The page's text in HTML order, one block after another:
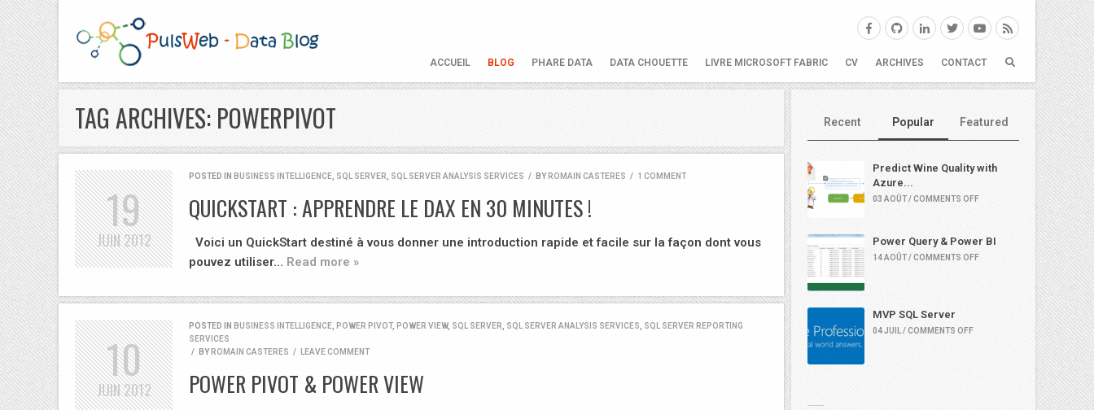
ACCUEIL BLOG PHARE DATA DATA CHOUETTE LIVRE MICROSOFT FABRIC CV ARCHIVES CONTACT
TAG ARCHIVES: POWERPIVOT
POSTED IN BUSINESS INTELLIGENCE SQL SERVER SQL SERVER ANALYSIS SERVICES / BY ROMAIN CASTERES / 1 COMMENT
QUICKSTART : APPRENDRE LE DAX EN 30 MINUTES !
Voici un QuickStart destiné à vous donner une introduction rapide et facile sur la façon dont vous
pouvez utiliser… Read more »
19
JUIN2012
POSTED IN BUSINESS INTELLIGENCE POWER PIVOT, POWER VIEW, SQL SERVER SQL SERVER ANALYSIS SERVICES
SQL SERVER REPORTING
SERVICES
/
BY ROMAIN CASTERES / LEAVE COMMENT
POWER PIVOT & POWER VIEW
10
JUIN2012
Recent Popular Featured
Predict Wine Quality with
Azure...
03 AOÛT / COMMENTS OFF
Power Query & Power BI
14 AOÛT / COMMENTS OFF
MVP SQL Server
04 JUIL / COMMENTS OFF